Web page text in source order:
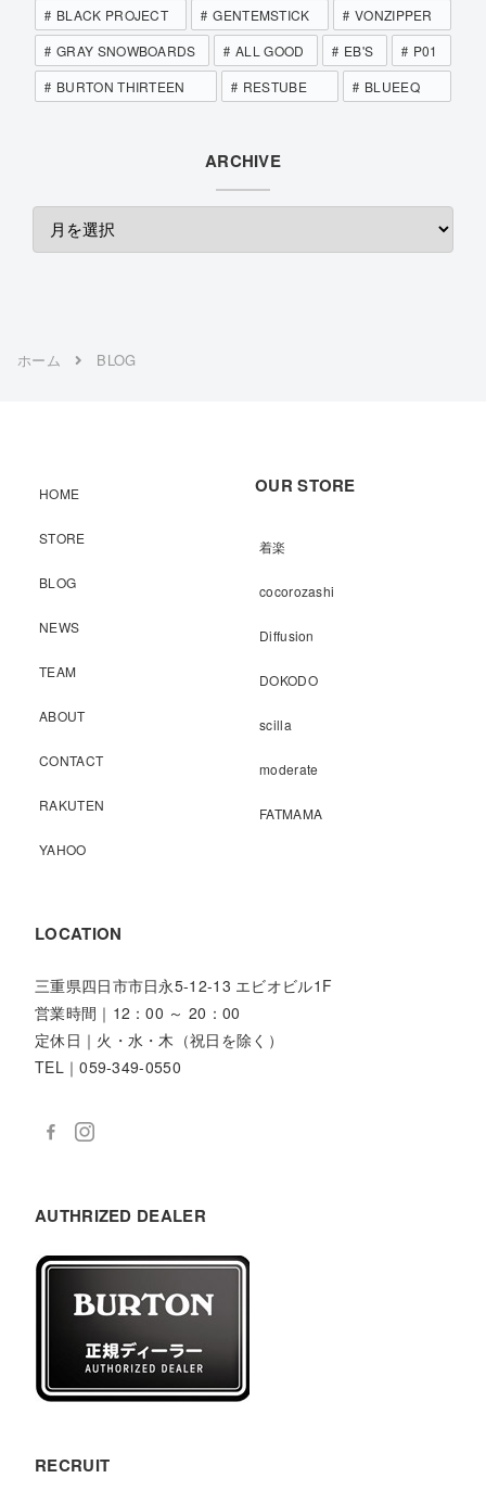
BLACK PROJECT
GENTEMSTICK
VONZIPPER
GRAY SNOWBOARDS
ALL GOOD EB'S
P01
BURTON THIRTEEN
RESTUBE BLUEEQ
ARCHIVE
ホーム BLOG
HOME
STORE
BLOG
NEWS
TEAM
ABOUT
CONTACT
RAKUTEN
YAHOO
OUR STORE
着楽
cocorozashi
Diffusion
DOKODO
scilla
moderate
FATMAMA
LOCATION
三重県四日市市日永5-12-13 エビオビル1F
営業時間｜12：00 ～ 20：00
定休日｜火・水・木（祝日を除く）
TEL｜059-349-0550
AUTHRIZED DEALER
RECRUIT